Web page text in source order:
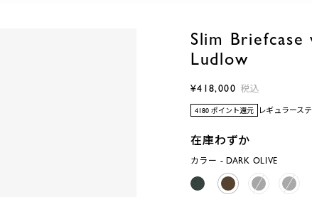
Slim
Ludlow
¥418,000 税込
4180 ポイント還元 レギュラース
在庫わずか
カラー - DARK OLIVE